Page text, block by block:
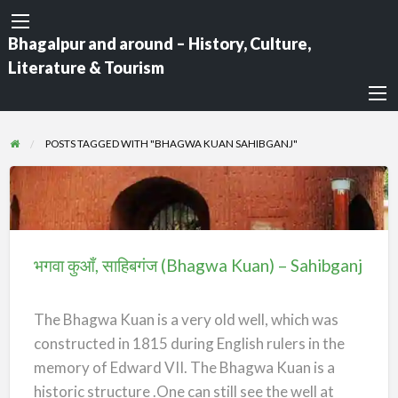
Bhagalpur and around – History, Culture,
Literature & Tourism
POSTS TAGGED WITH "BHAGWA KUAN SAHIBGANJ"
भगवा
कुआँ,
साहिबगंज
Sahibganj
भगवा कुआँ, साहिबगंज (Bhagwa Kuan) – Sahibganj
The Bhagwa Kuan is a very old well, which was
constructed in 1815 during English rulers in the
memory of Edward VII. The Bhagwa Kuan is a
historic structure .One can still see the well at